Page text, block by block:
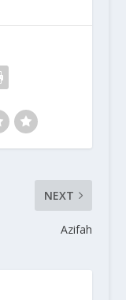
NEXT
Azifah